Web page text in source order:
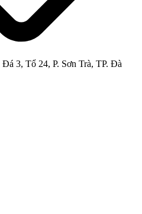
3, Tổ 24, P. Sơn Trà, TP. Đà